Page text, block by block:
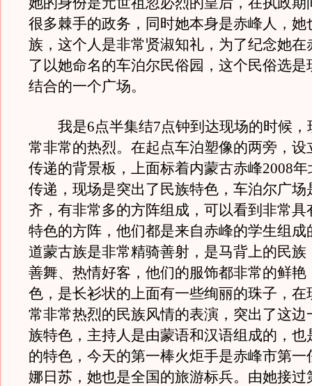
很多棘手的政务，同时她本身是赤峰人，她
族，这个人是非常贤淑知礼，为了纪念她在
了以她命名的车泊尔民俗园，这个民俗选是
结合的一个广场。
我是6点半集结7点钟到达现场的时候，
常非常的热烈。在起点车泊塑像的两旁，设
传递的背景板，上面标着内蒙古赤峰2008
传递，现场是突出了民族特色，车泊尔广场
齐，有非常多的方阵组成，可以看到非常具
特色的方阵，他们都是来自赤峰的学生组成
道蒙古族是非常精骑善射，是马背上的民族
善舞、热情好客，他们的服饰都非常的鲜艳
色，是长衫状的上面有一些绚丽的珠子，在
常非常热烈的民族风情的表演，突出了这边
族特色，主持人是由蒙语和汉语组成的，也
的特色，今天的第一棒火炬手是赤峰市第一
娜日苏，她也是全国的旅游标兵。由她接过